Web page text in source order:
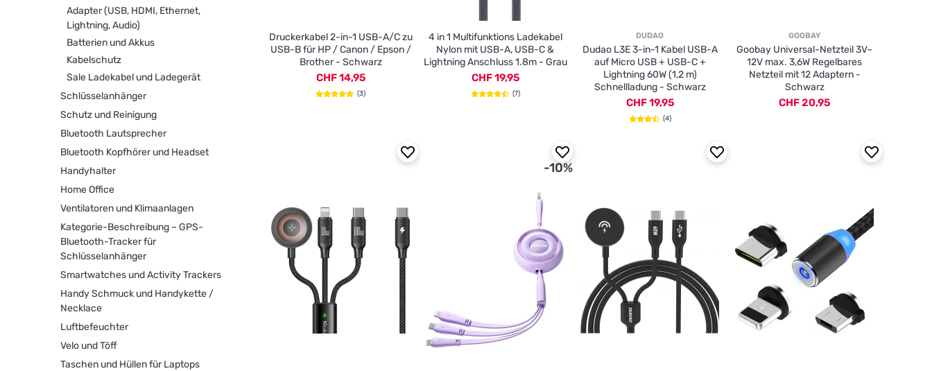
Adapter (USB, HDMI, Ethernet,
Lightning, Audio)
Batterien und Akkus
Kabelschutz
Sale Ladekabel und Ladegerät
Schlüsselanhänger
Schutz und Reinigung
Bluetooth Lautsprecher
Bluetooth Kopfhörer und Headset
Handyhalter
Home Office
Ventilatoren und Klimaanlagen
Kategorie-Beschreibung – GPS-
Bluetooth-Tracker für
Schlüsselanhänger
Smartwatches und Activity Trackers
Handy Schmuck und Handykette /
Necklace
Luftbefeuchter
Velo und Töff
Taschen und Hüllen für Laptops
Druckerkabel 2-in-1 USB-A/C zu
USB-B für HP / Canon / Epson /
Brother - Schwarz
CHF 14,95
(3)
4 in 1 Multifunktions Ladekabel
Nylon mit USB-A, USB-C &
Lightning Anschluss 1.8m - Grau
CHF 19,95
(7)
DUDAO
Dudao L3E 3-in-1 Kabel USB-A
auf Micro USB + USB-C +
Lightning 60W (1,2 m)
Schnellladung - Schwarz
CHF 19,95
(4)
GOOBAY
Goobay Universal-Netzteil 3V–
12V max. 3,6W Regelbares
Netzteil mit 12 Adaptern -
Schwarz
CHF 20,95
-10%